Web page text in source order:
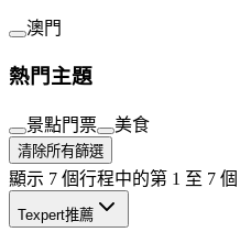
澳門
熱門主題
景點門票 美食
清除所有篩選
顯示 7 個行程中的第 1 至 7 個
Texpert推薦